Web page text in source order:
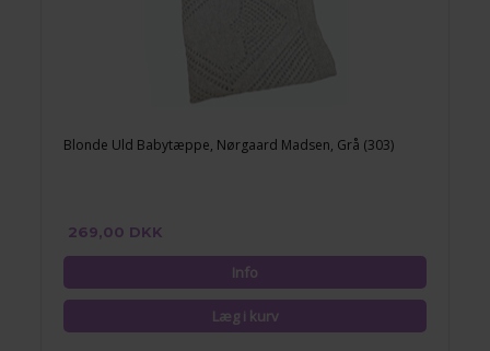
Blonde Uld Babytæppe, Nørgaard Madsen, Grå (303)
269,00 DKK